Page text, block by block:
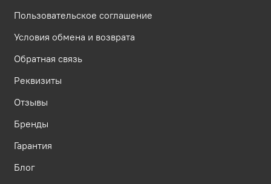
Пользовательское соглашение
Условия обмена и возврата
Обратная связь
Реквизиты
Отзывы
Бренды
Гарантия
Блог